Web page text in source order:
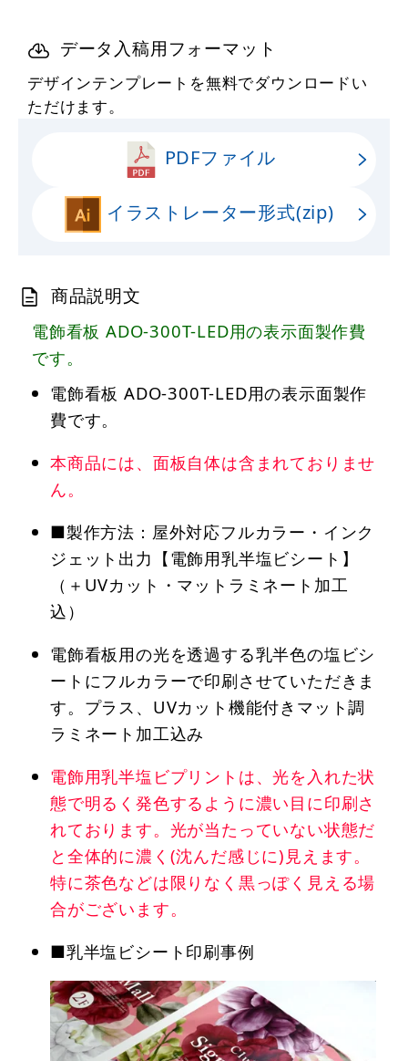
データ入稿用フォーマット
デザインテンプレートを無料でダウンロードい
ただけます。
PDFファイル
イラストレーター形式(zip)
商品説明文
電飾看板 ADO-300T-LED用の表示面製作費
です。
電飾看板 ADO-300T-LED用の表示面製作
費です。
本商品には、面板自体は含まれておりませ
ん。
■製作方法：屋外対応フルカラー・インク
ジェット出力【電飾用乳半塩ビシート】
（＋UVカット・マットラミネート加工
込）
電飾看板用の光を透過する乳半色の塩ビシ
ートにフルカラーで印刷させていただきま
す。プラス、UVカット機能付きマット調
ラミネート加工込み
電飾用乳半塩ビプリントは、光を入れた状
態で明るく発色するように濃い目に印刷さ
れております。光が当たっていない状態だ
と全体的に濃く(沈んだ感じに)見えます。
特に茶色などは限りなく黒っぽく見える場
合がございます。
■乳半塩ビシート印刷事例